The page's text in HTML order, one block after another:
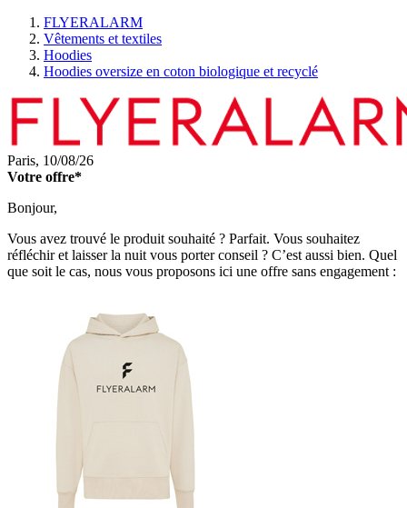
FLYERALARM
Vêtements et textiles
Hoodies
Hoodies oversize en coton biologique et recyclé
Paris, 10/08/26
Votre offre*
Bonjour,
Vous avez trouvé le produit souhaité ? Parfait. Vous souhaitez
réfléchir et laisser la nuit vous porter conseil ? C’est aussi bien. Quel
que soit le cas, nous vous proposons ici une offre sans engagement :